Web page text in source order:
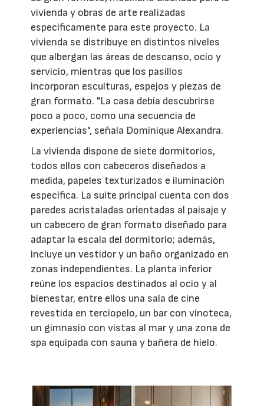
vivienda y obras de arte realizadas
específicamente para este proyecto. La
vivienda se distribuye en distintos niveles
que albergan las áreas de descanso, ocio y
servicio, mientras que los pasillos
incorporan esculturas, espejos y piezas de
gran formato. "La casa debía descubrirse
poco a poco, como una secuencia de
experiencias", señala Dominique Alexandra.
La vivienda dispone de siete dormitorios,
todos ellos con cabeceros diseñados a
medida, papeles texturizados e iluminación
específica. La suite principal cuenta con dos
paredes acristaladas orientadas al paisaje y
un cabecero de gran formato diseñado para
adaptar la escala del dormitorio; además,
incluye un vestidor y un baño organizado en
zonas independientes. La planta inferior
reúne los espacios destinados al ocio y al
bienestar, entre ellos una sala de cine
revestida en terciopelo, un bar con vinoteca,
un gimnasio con vistas al mar y una zona de
spa equipada con sauna y bañera de hielo.